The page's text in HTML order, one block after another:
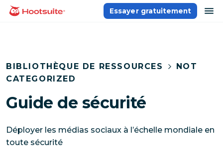
Aller
Accueil
Essayer gratuitement
BIBLIOTHÈQUE DE RESSOURCES
NOT
CATEGORIZED
Guide de sécurité
Déployer les médias sociaux à l’échelle mondiale en
toute sécurité